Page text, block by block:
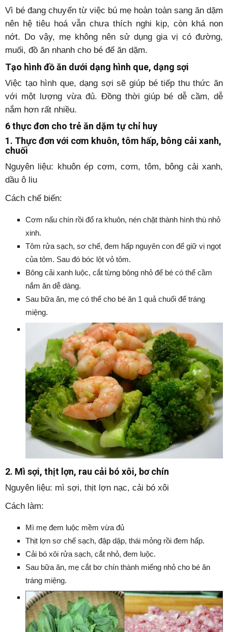
Vì bé đang chuyển từ việc bú mẹ hoàn toàn sang ăn dặm
nên hệ tiêu hoá vẫn chưa thích nghi kịp, còn khá non
nớt. Do vậy, mẹ không nên sử dụng gia vị có đường,
muối, đồ ăn nhanh cho bé để ăn dặm.
Tạo hình đồ ăn dưới dạng hình que, dạng sợi
Việc tạo hình que, dạng sợi sẽ giúp bé tiếp thu thức ăn
với một lượng vừa đủ. Đồng thời giúp bé dễ cầm, dễ
nắm hơn rất nhiều.
6 thực đơn cho trẻ ăn dặm tự chỉ huy
1. Thực đơn với cơm khuôn, tôm hấp, bông cải xanh,
chuối
Nguyên liệu: khuôn ép cơm, cơm, tôm, bông cải xanh,
dầu ô liu
Cách chế biến:
Cơm nấu chín rồi đổ ra khuôn, nén chặt thành hình thù nhỏ
xinh.
Tôm rửa sạch, sơ chế, đem hấp nguyên con để giữ vị ngọt
của tôm. Sau đó bóc lột vỏ tôm.
Bông cải xanh luộc, cắt từng bông nhỏ để bé có thể cầm
nắm ăn dễ dàng.
Sau bữa ăn, mẹ có thể cho bé ăn 1 quả chuối để tráng
miệng.
2. Mì sợi, thịt lợn, rau cải bó xôi, bơ chín
Nguyên liệu: mì sợi, thịt lợn nạc, cải bó xôi
Cách làm:
Mì mẹ đem luộc mềm vừa đủ
Thịt lợn sơ chế sạch, đập dập, thái mỏng rồi đem hấp.
Cải bó xôi rửa sạch, cắt nhỏ, đem luộc.
Sau bữa ăn, mẹ cắt bơ chín thành miếng nhỏ cho bé ăn
tráng miệng.